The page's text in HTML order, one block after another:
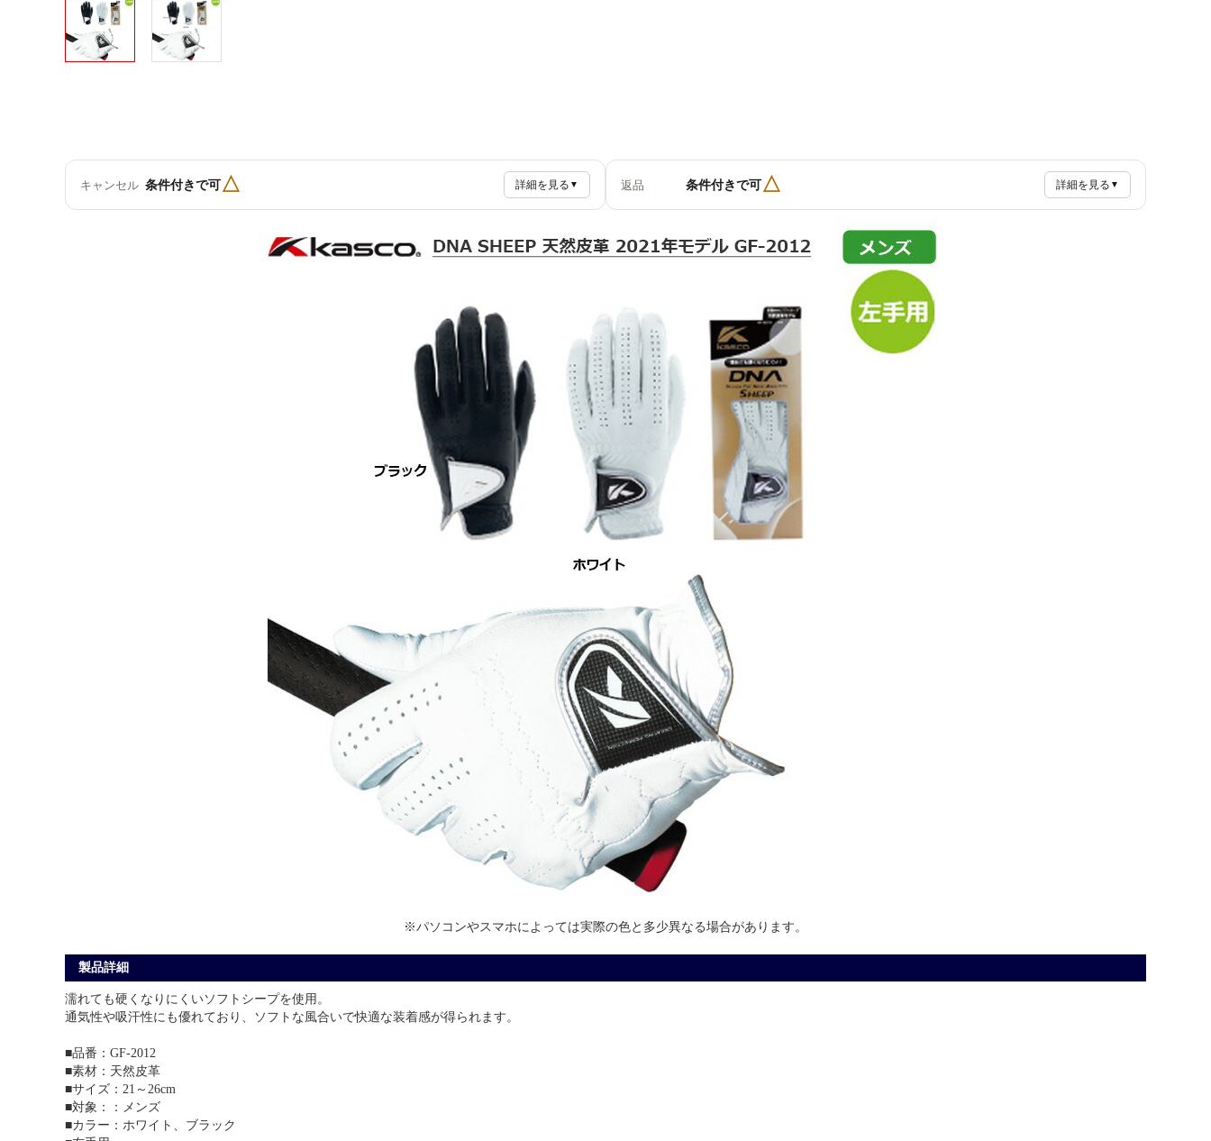
キャンセル 条件付きで可△ 詳細を見る ▼ 返品 条件付きで可△ 詳細を見る ▼
※パソコンやスマホによっては実際の色と多少異なる場合があります。
製品詳細
濡れても硬くなりにくいソフトシープを使用。
通気性や吸汗性にも優れており、ソフトな風合いで快適な装着感が得られます。
■品番：GF-2012
■素材：天然皮革
■サイズ：21～26cm
■対象：：メンズ
■カラー：ホワイト、ブラック